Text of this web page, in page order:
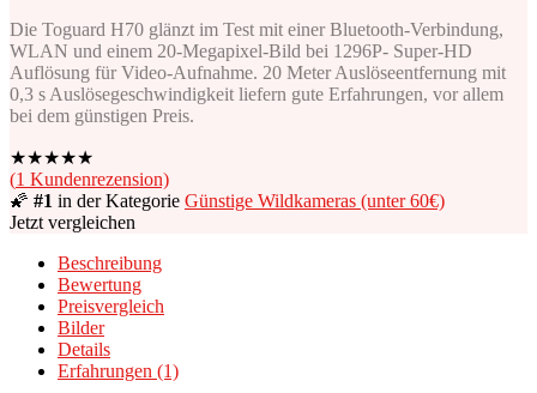
Die Toguard H70 glänzt im Test mit einer Bluetooth-Verbindung,
WLAN und einem 20-Megapixel-Bild bei 1296P- Super-HD
Auflösung für Video-Aufnahme. 20 Meter Auslöseentfernung mit
0,3 s Auslösegeschwindigkeit liefern gute Erfahrungen, vor allem
bei dem günstigen Preis.
★★★★★
(1 Kundenrezension)
🌠 #1 in der Kategorie Günstige Wildkameras (unter 60€)
Jetzt vergleichen
Beschreibung
Bewertung
Preisvergleich
Bilder
Details
Erfahrungen (1)